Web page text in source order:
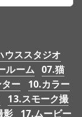
ウススタジオ
ルーム 07.猫
ー
10.カラー
13.スモーク撮
影 17.ムービー